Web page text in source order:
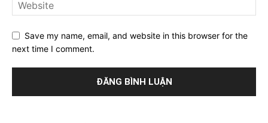
Save my name, email, and website in this browser for the
next time I comment.